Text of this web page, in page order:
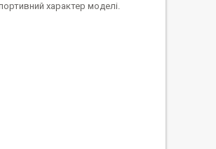
характер моделі.